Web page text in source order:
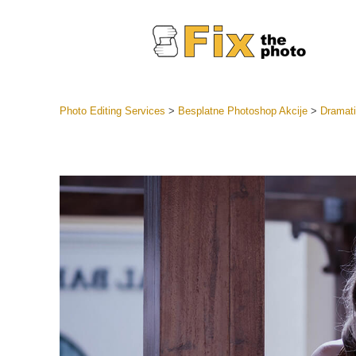
ponude
Mobilne
Photo Editing Services > Besplatne Photoshop Akcije>